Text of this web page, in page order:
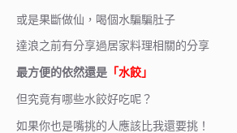
或是果斷做仙，喝個水騙騙肚子
達浪之前有分享過居家料理相關的分享
最方便的依然還是 「水餃」
但究竟有哪些水餃好吃呢？
如果你也是嘴挑的人應該比我還要挑！